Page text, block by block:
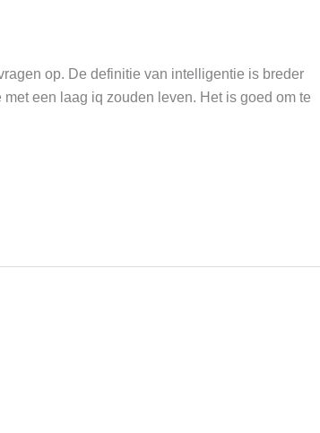
op. De definitie van intelligentie is breder
een laag iq zouden leven. Het is goed om te